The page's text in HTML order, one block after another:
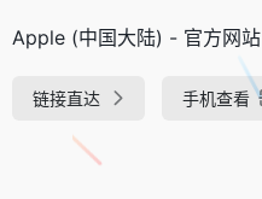
Apple (中国大陆) - 官方网站
链接直达 手机查看